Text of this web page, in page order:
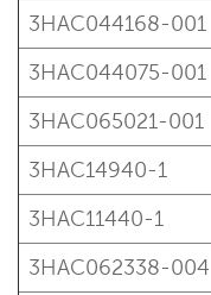
3HAC044168-001
3HAC044075-001
3HAC065021-001
3HAC14940-1
3HAC11440-1
3HAC062338-004